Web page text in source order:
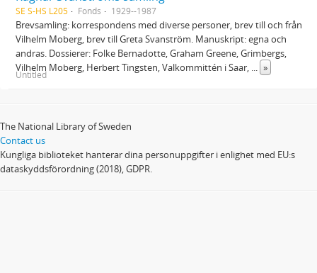
SE S-HS L205 Fonds 1929--1987
Brevsamling: korrespondens med diverse personer, brev till och från
Vilhelm Moberg, brev till Greta Svanström. Manuskript: egna och
andras. Dossierer: Folke Bernadotte, Graham Greene, Grimbergs,
Vilhelm Moberg, Herbert Tingsten, Valkommittén i Saar, ... »
Untitled
The National Library of Sweden
Contact us
Kungliga biblioteket hanterar dina personuppgifter i enlighet med EU:s
dataskyddsförordning (2018), GDPR.